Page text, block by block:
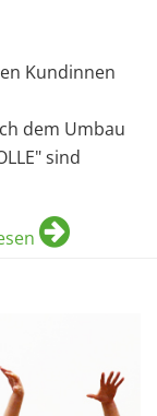
Kundinnen
dem Umbau
sind